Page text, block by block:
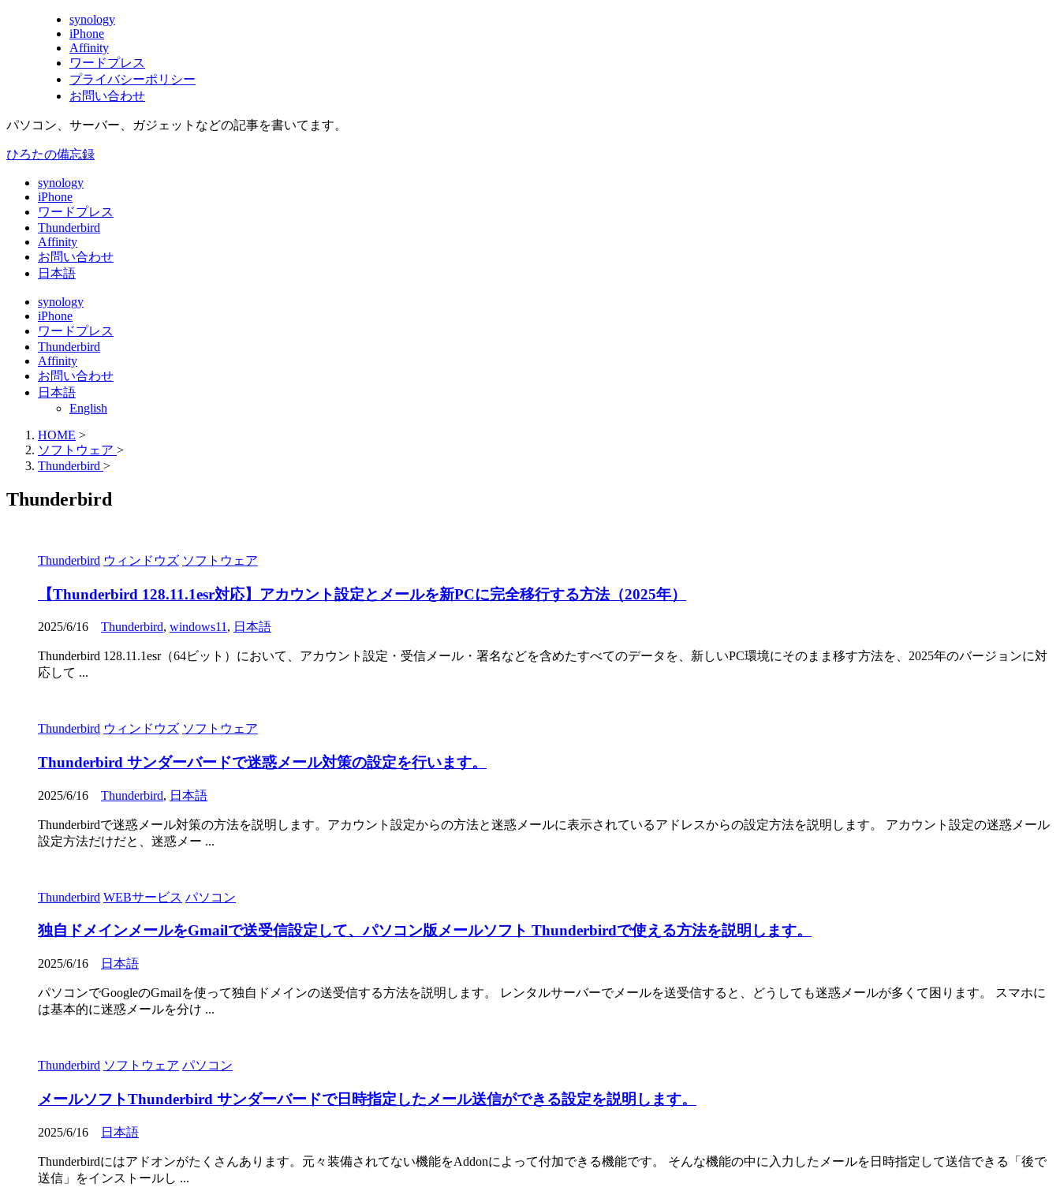
synology
iPhone
Affinity
ワードプレス
プライバシーポリシー
お問い合わせ
パソコン、サーバー、ガジェットなどの記事を書いてます。
ひろたの備忘録
synology
iPhone
ワードプレス
Thunderbird
Affinity
お問い合わせ
日本語
synology
iPhone
ワードプレス
Thunderbird
Affinity
お問い合わせ
日本語
English
HOME >
ソフトウェア >
Thunderbird >
Thunderbird
Thunderbird ウィンドウズ ソフトウェア
【Thunderbird 128.11.1esr対応】アカウント設定とメールを新PCに完全移行する方法（2025年）
2025/6/16 Thunderbird, windows11 , 日本語
Thunderbird 128.11.1esr（64ビット）において、アカウント設定・受信メール・署名などを含めたすべてのデータを、新しいPC環境にそのまま移す方法を、2025年のバージョンに対
応して ...
Thunderbird ウィンドウズ ソフトウェア
Thunderbird サンダーバードで迷惑メール対策の設定を行います。
2025/6/16 Thunderbird, 日本語
Thunderbirdで迷惑メール対策の方法を説明します。アカウント設定からの方法と迷惑メールに表示されているアドレスからの設定方法を説明します。 アカウント設定の迷惑メール
設定方法だけだと、迷惑メー ...
Thunderbird WEBサービス パソコン
独自ドメインメールをGmailで送受信設定して、パソコン版メールソフト Thunderbirdで使える方法を説明します。
2025/6/16 日本語
パソコンでGoogleのGmailを使って独自ドメインの送受信する方法を説明します。 レンタルサーバーでメールを送受信すると、どうしても迷惑メールが多くて困ります。 スマホに
は基本的に迷惑メールを分け ...
Thunderbird ソフトウェア パソコン
メールソフトThunderbird サンダーバードで日時指定したメール送信ができる設定を説明します。
2025/6/16 日本語
Thunderbirdにはアドオンがたくさんあります。元々装備されてない機能をAddonによって付加できる機能です。 そんな機能の中に入力したメールを日時指定して送信できる「後で
送信」をインストールし ...